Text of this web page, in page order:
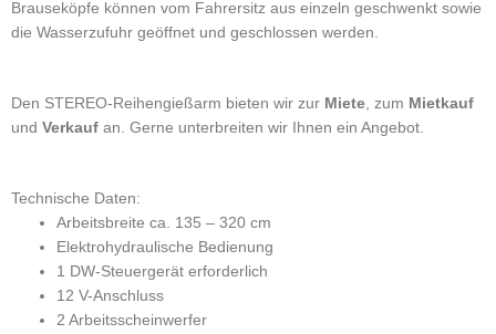
Brauseköpfe können vom Fahrersitz aus einzeln geschwenkt sowie
die Wasserzufuhr geöffnet und geschlossen werden.
Den STEREO-Reihengießarm bieten wir zur Miete , zum Mietkauf
und Verkauf an. Gerne unterbreiten wir Ihnen ein Angebot.
Technische Daten:
Arbeitsbreite ca. 135 – 320 cm
Elektrohydraulische Bedienung
1 DW-Steuergerät erforderlich
12 V-Anschluss
2 Arbeitsscheinwerfer